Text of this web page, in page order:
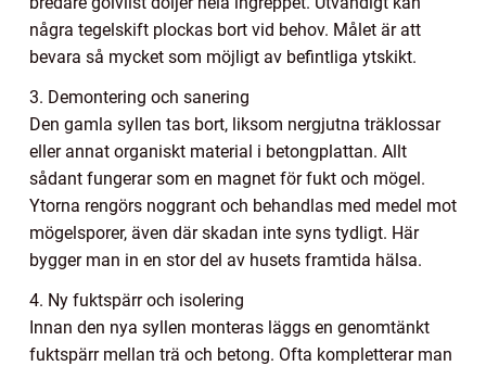
några tegelskift plockas bort vid behov. Målet är att
bevara så mycket som möjligt av befintliga ytskikt.
3. Demontering och sanering
Den gamla syllen tas bort, liksom nergjutna träklossar
eller annat organiskt material i betongplattan. Allt
sådant fungerar som en magnet för fukt och mögel.
Ytorna rengörs noggrant och behandlas med medel mot
mögelsporer, även där skadan inte syns tydligt. Här
bygger man in en stor del av husets framtida hälsa.
4. Ny fuktspärr och isolering
Innan den nya syllen monteras läggs en genomtänkt
fuktspärr mellan trä och betong. Ofta kompletterar man